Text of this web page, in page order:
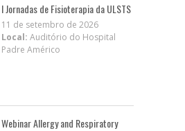
I Jornadas de Fisioterapia da ULSTS
11 de setembro de 2026
Local: Auditório do Hospital
Padre Américo
Webinar Allergy and Respiratory